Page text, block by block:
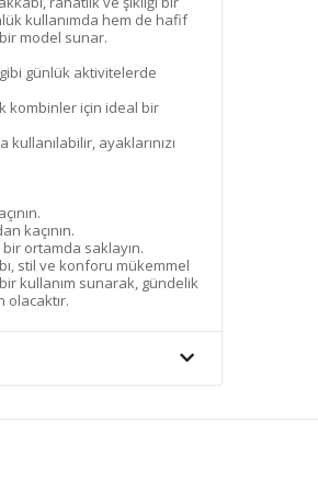
kullanımda hem de hafif
model sunar.
günlük aktivitelerde
kombinler için ideal bir
ayaklarınızı
kaçının.
bir ortamda saklayın.
stil ve konforu mükemmel
bir kullanım sunarak, gündelik